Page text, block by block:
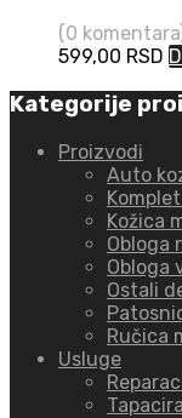
(0
599,00 RSD
Kategorije
Proizvodi
Auto
Kožica
Obloga
Obloga
Ostali
Ručica
Usluge